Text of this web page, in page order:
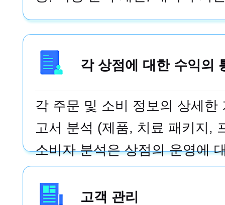
각 상점에 대한 수익의
각 주문 및 소비 정보의 상세한
고서 분석 (제품, 치료 패키지,
소비자 분석은 상점의 운영에
별합니다.고객 관리